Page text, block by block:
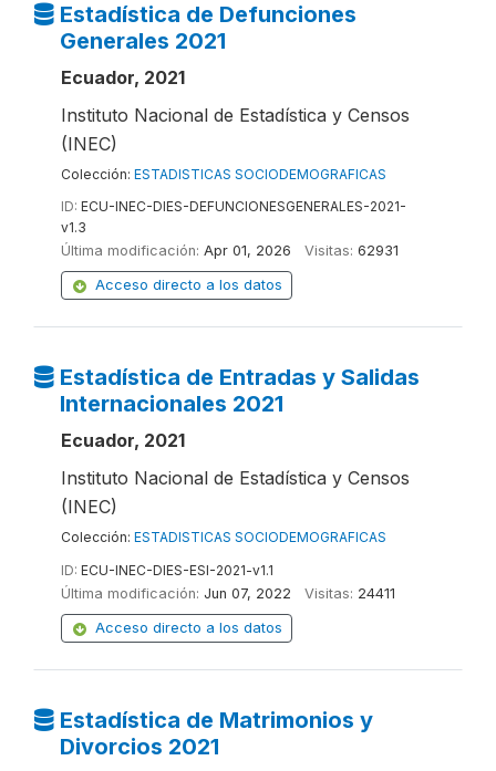
Estadística de Defunciones
Generales 2021
Ecuador, 2021
Instituto Nacional de Estadística y Censos
(INEC)
Colección: ESTADISTICAS SOCIODEMOGRAFICAS
ID: ECU-INEC-DIES-DEFUNCIONESGENERALES-2021-
v1.3
Última modificación: Apr 01, 2026 Visitas: 62931
Acceso directo a los datos
Estadística de Entradas y Salidas
Internacionales 2021
Ecuador, 2021
Instituto Nacional de Estadística y Censos
(INEC)
Colección: ESTADISTICAS SOCIODEMOGRAFICAS
ID: ECU-INEC-DIES-ESI-2021-v1.1
Última modificación: Jun 07, 2022 Visitas: 24411
Acceso directo a los datos
Estadística de Matrimonios y
Divorcios 2021